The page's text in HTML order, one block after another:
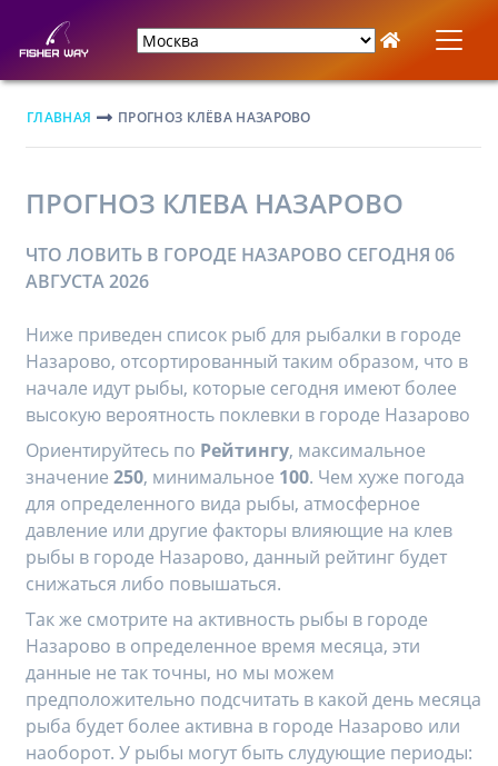
ГЛАВНАЯ ПРОГНОЗ КЛЁВА НАЗАРОВО
ПРОГНОЗ КЛЕВА НАЗАРОВО
ЧТО ЛОВИТЬ В ГОРОДЕ НАЗАРОВО СЕГОДНЯ 06
АВГУСТА 2026
Ниже приведен список рыб для рыбалки в городе
Назарово, отсортированный таким образом, что в
начале идут рыбы, которые сегодня имеют более
высокую вероятность поклевки в городе Назарово
Ориентируйтесь по Рейтингу, максимальное
значение 250, минимальное 100. Чем хуже погода
для определенного вида рыбы, атмосферное
давление или другие факторы влияющие на клев
рыбы в городе Назарово, данный рейтинг будет
снижаться либо повышаться.
Так же смотрите на активность рыбы в городе
Назарово в определенное время месяца, эти
данные не так точны, но мы можем
предположительно подсчитать в какой день месяца
рыба будет более активна в городе Назарово или
наоборот. У рыбы могут быть слудующие периоды: